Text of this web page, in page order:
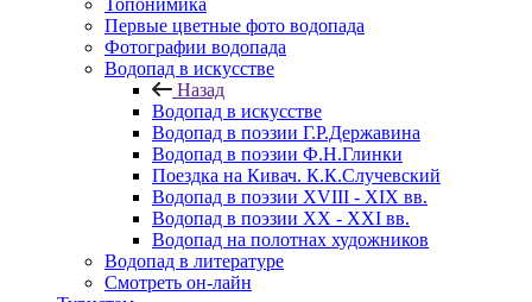
Топонимика
Первые цветные фото водопада
Фотографии водопада
Водопад в искусстве
Назад
Водопад в искусстве
Водопад в поэзии Г.Р.Державина
Водопад в поэзии Ф.Н.Глинки
Поездка на Кивач. К.К.Случевский
Водопад в поэзии XVIII - XIX вв.
Водопад в поэзии XX - XXI вв.
Водопад на полотнах художников
Водопад в литературе
Смотреть он-лайн